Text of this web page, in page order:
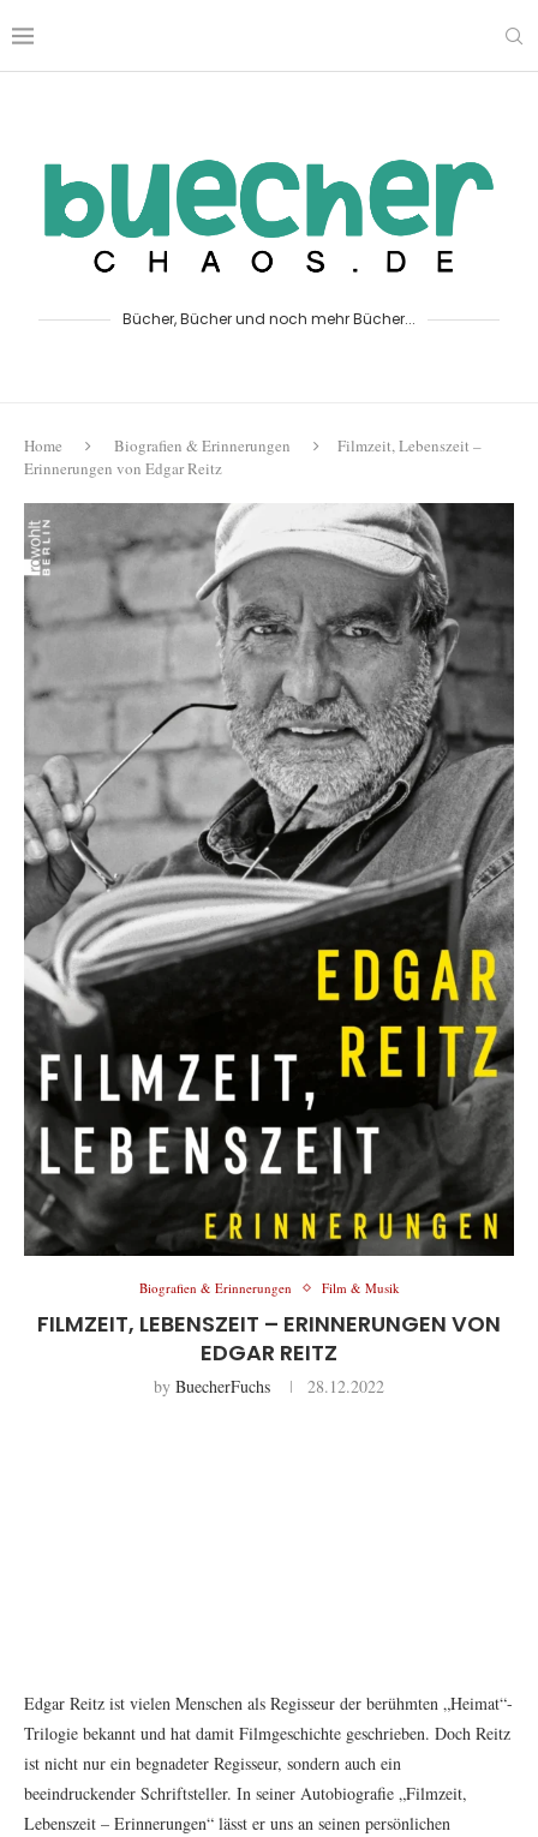
Bücher, Bücher und noch mehr Bücher...
Home Biografien & Erinnerungen
Filmzeit, Lebenszeit –
Erinnerungen von Edgar Reitz
Biografien & Erinnerungen Film & Musik
FILMZEIT, LEBENSZEIT – ERINNERUNGEN VON
EDGAR REITZ
by BuecherFuchs 28.12.2022
Edgar Reitz ist vielen Menschen als Regisseur der berühmten „Heimat“-
Trilogie bekannt und hat damit Filmgeschichte geschrieben. Doch Reitz
ist nicht nur ein begnadeter Regisseur, sondern auch ein
beeindruckender Schriftsteller. In seiner Autobiografie „Filmzeit,
Lebenszeit – Erinnerungen“ lässt er uns an seinen persönlichen